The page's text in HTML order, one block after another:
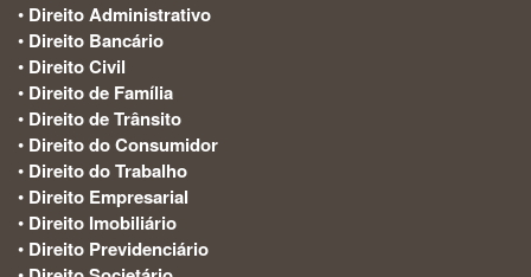
• Direito Administrativo
• Direito Bancário
• Direito Civil
• Direito de Família
• Direito de Trânsito
• Direito do Consumidor
• Direito do Trabalho
• Direito Empresarial
• Direito Imobiliário
• Direito Previdenciário